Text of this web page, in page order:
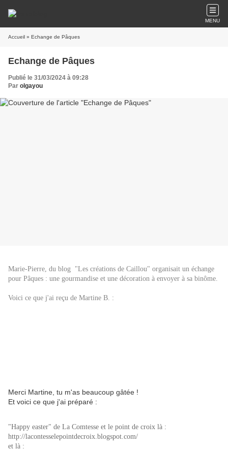
MENU
Accueil » Echange de Pâques
Echange de Pâques
Publié le 31/03/2024 à 09:28
Par olgayou
Marie-Pierre, du blog "Les créations de Caillou" organisait un échange
pour Pâques : une gourmandise et une décoration à envoyer à sa binôme.
Voici ce que j'ai reçu de Martine B. :
Merci Martine, tu m'as beaucoup gâtée !
Et voici ce que j'ai préparé :
"Happy easter" de La Comtesse et le point de croix là :
http://lacontesselepointdecroix.blogspot.com/
et là :